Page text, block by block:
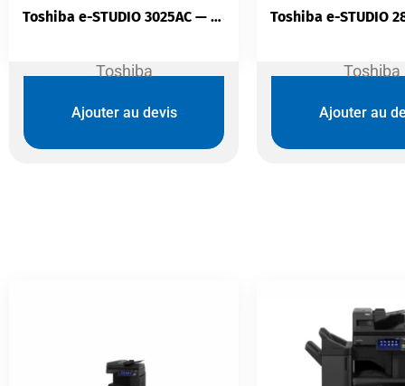
Toshiba
Toshiba e-STUDIO 3025AC — Copieur Couleur | A4/A3 30 ppm | 4 Go RAM | SSD 128 Go | Duplex Intégré | 1 200 feuilles
Ajouter au devis
Toshiba
Ajouter au